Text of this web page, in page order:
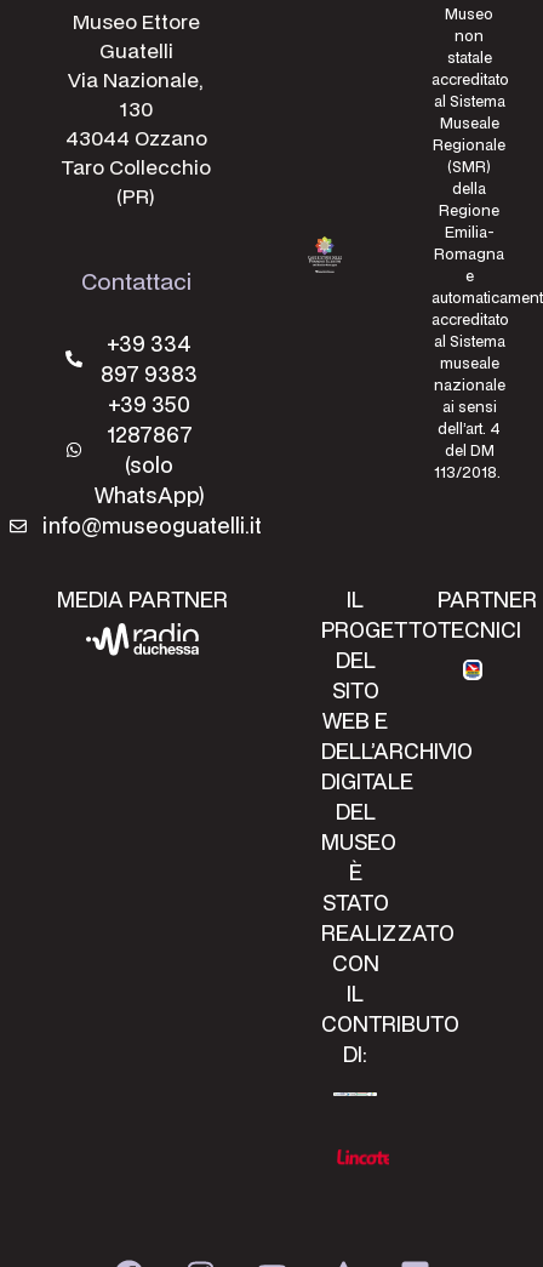
Museo Ettore
Guatelli
Via Nazionale,
130
43044 Ozzano
Taro Collecchio
(PR)
Contattaci
+39 334
897 9383
+39 350
1287867
(solo
WhatsApp)
info@museoguatelli.it
Museo
non
statale
accreditato
al Sistema
Museale
Regionale
(SMR)
della
Regione
Emilia-
Romagna
e
accreditato
al Sistema
museale
nazionale
ai sensi
dell’art. 4
del DM
113/2018.
MEDIA PARTNER
IL
PROGETTO
DEL
SITO
WEB E
DELL’ARCHIVIO
DIGITALE
DEL
MUSEO
È
STATO
REALIZZATO
CON
IL
CONTRIBUTO
DI:
PARTNER
TECNICI